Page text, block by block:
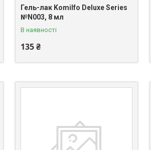
Гель-лак Komilfo Deluxe Series
№N003, 8 мл
В наявності
135 ₴